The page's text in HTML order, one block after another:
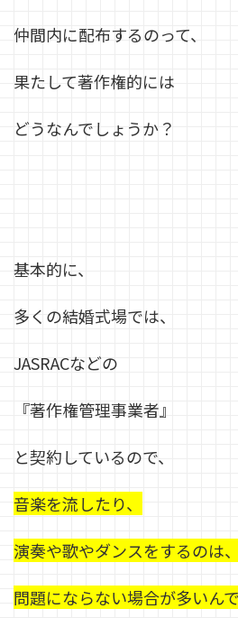
仲間内に配布するのって、
果たして著作権的には
どうなんでしょうか？
基本的に、
多くの結婚式場では、
JASRACなどの
『著作権管理事業者』
と契約しているので、
音楽を流したり、
演奏や歌やダンスをするのは、
問題にならない場合が多いんで